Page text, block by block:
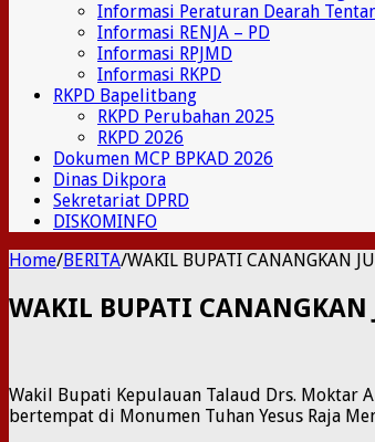
Informasi Peraturan Dearah
Informasi RENJA – PD
Informasi RPJMD
Informasi RKPD
RKPD Bapelitbang
RKPD Perubahan 2025
RKPD 2026
Dokumen MCP BPKAD 2026
Dinas Dikpora
Sekretariat DPRD
DISKOMINFO
Home/BERITA/WAKIL BUPATI CANANGKAN
WAKIL BUPATI CANANGKAN
Wakil Bupati Kepulauan Talaud Drs. Moktar
bertempat di Monumen Tuhan Yesus Raja